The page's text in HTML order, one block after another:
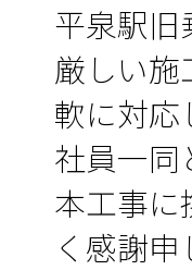
平泉駅旧
厳しい
軟に対応
社員一同
本工事に
く感謝申